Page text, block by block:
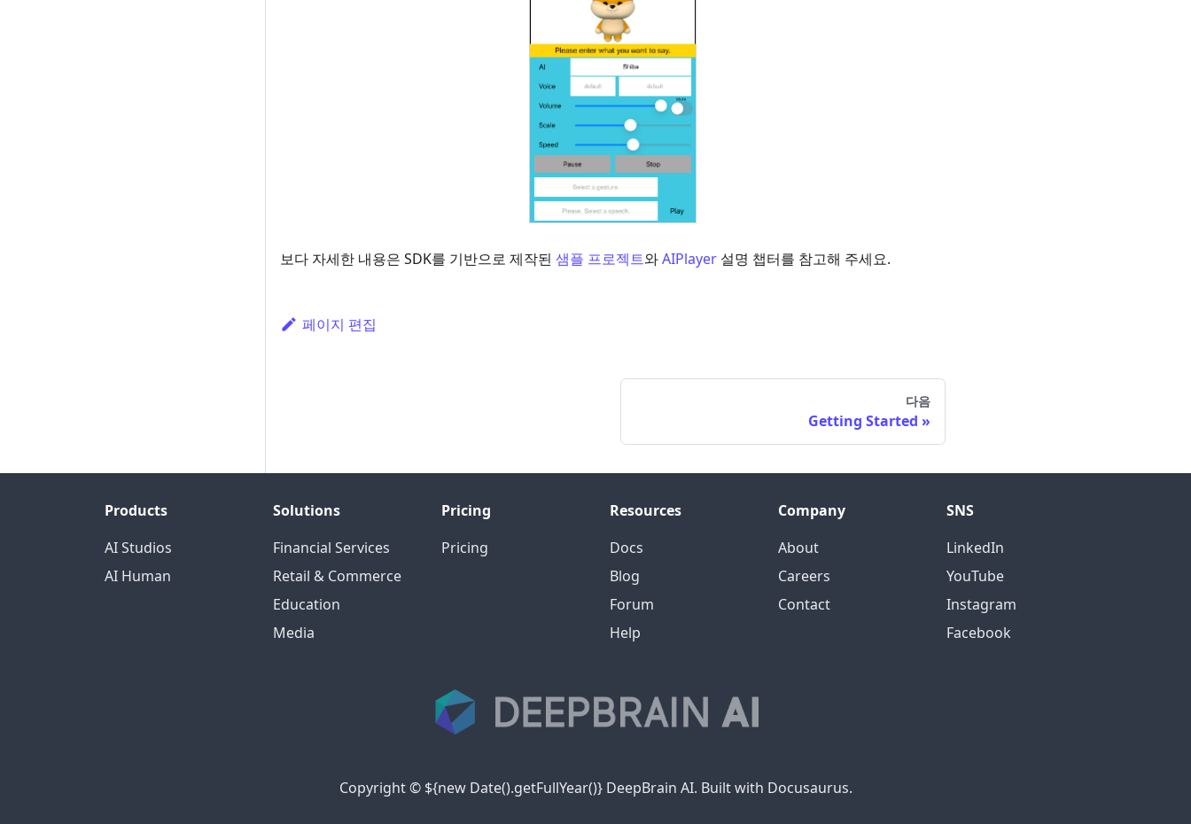
보다 자세한 내용은 SDK를 기반으로 제작된 샘플 프로젝트와AIPlayer 설명 챕터를 참고해 주세요.
페이지 편집
다음
Getting Started
Products
AI Studios
AI Human
Solutions
Financial Services
Retail & Commerce
Education
Media
Pricing
Pricing
Resources
Docs
Blog
Forum
Help
Company
About
Careers
Contact
SNS
LinkedIn
YouTube
Instagram
Facebook
Copyright © ${new Date().getFullYear()} DeepBrain AI. Built with Docusaurus.